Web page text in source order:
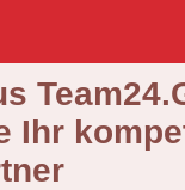
Ihr